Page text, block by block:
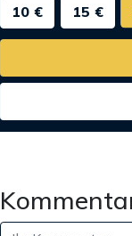
10 €
15 €